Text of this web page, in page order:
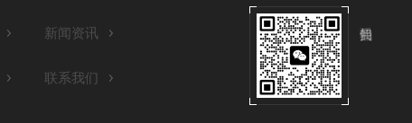
新闻资讯
联系我们